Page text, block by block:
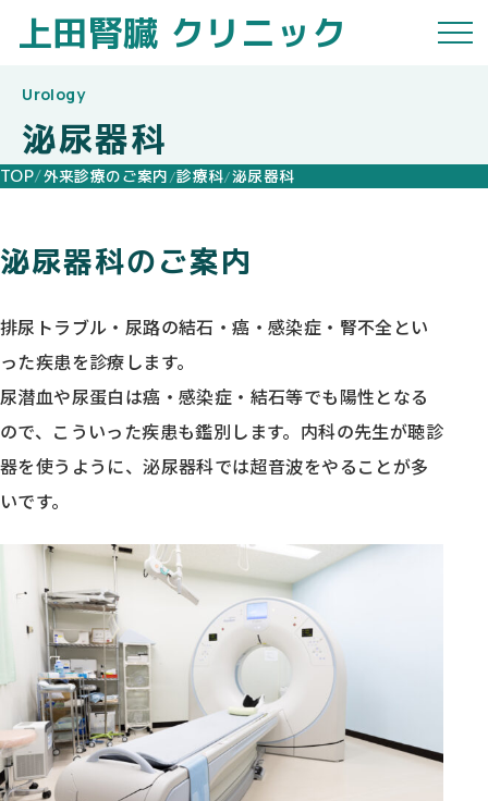
上田腎臓 クリニック
泌尿器科
TOP 外来診療のご案内 診療科 泌尿器科
泌尿器科のご案内
排尿トラブル・尿路の結石・癌・感染症・腎不全とい
った疾患を診療します。
尿潜血や尿蛋白は癌・感染症・結石等でも陽性となる
ので、こういった疾患も鑑別します。内科の先生が聴診
器を使うように、泌尿器科では超音波をやることが多
いです。